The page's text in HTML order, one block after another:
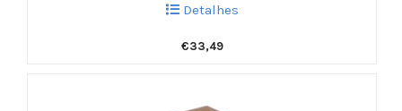
Detalhes
€33,49